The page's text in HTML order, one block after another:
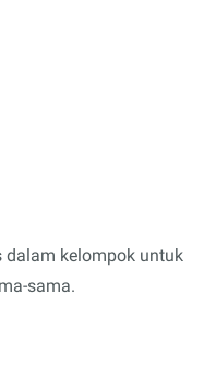
kelompok untuk
sama.